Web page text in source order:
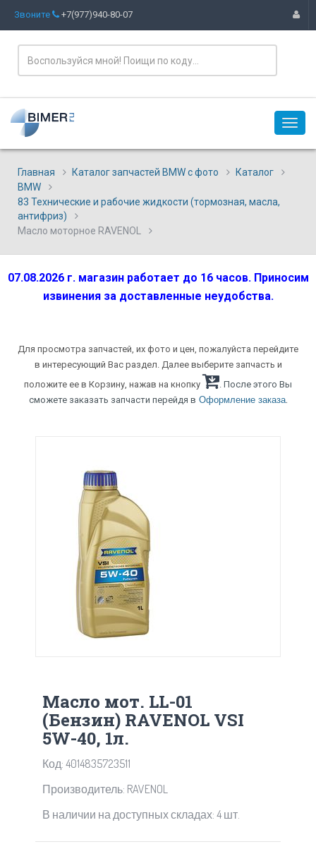
Звоните +7(977)940-80-07
Главная Каталог запчастей BMW с фото
Каталог
BMW
83 Технические и рабочие жидкости (тормозная, масла,
антифриз)
Масло моторное RAVENOL
07.08.2026 г. магазин работает до 16 часов. Приносим
извинения за доставленные неудобства.
Для просмотра запчастей, их фото и цен, пожалуйста перейдите
в интересующий Вас раздел. Далее выберите запчасть и
положите ее в Корзину, нажав на кнопку
. После этого Вы
сможете заказать запчасти перейдя в Оформление заказа.
Масло мот. LL-01
(Бензин) RAVENOL VSI
5W-40, 1л.
Код: 4014835723511
Производитель: RAVENOL
В наличии на доступных складах: 4 шт.